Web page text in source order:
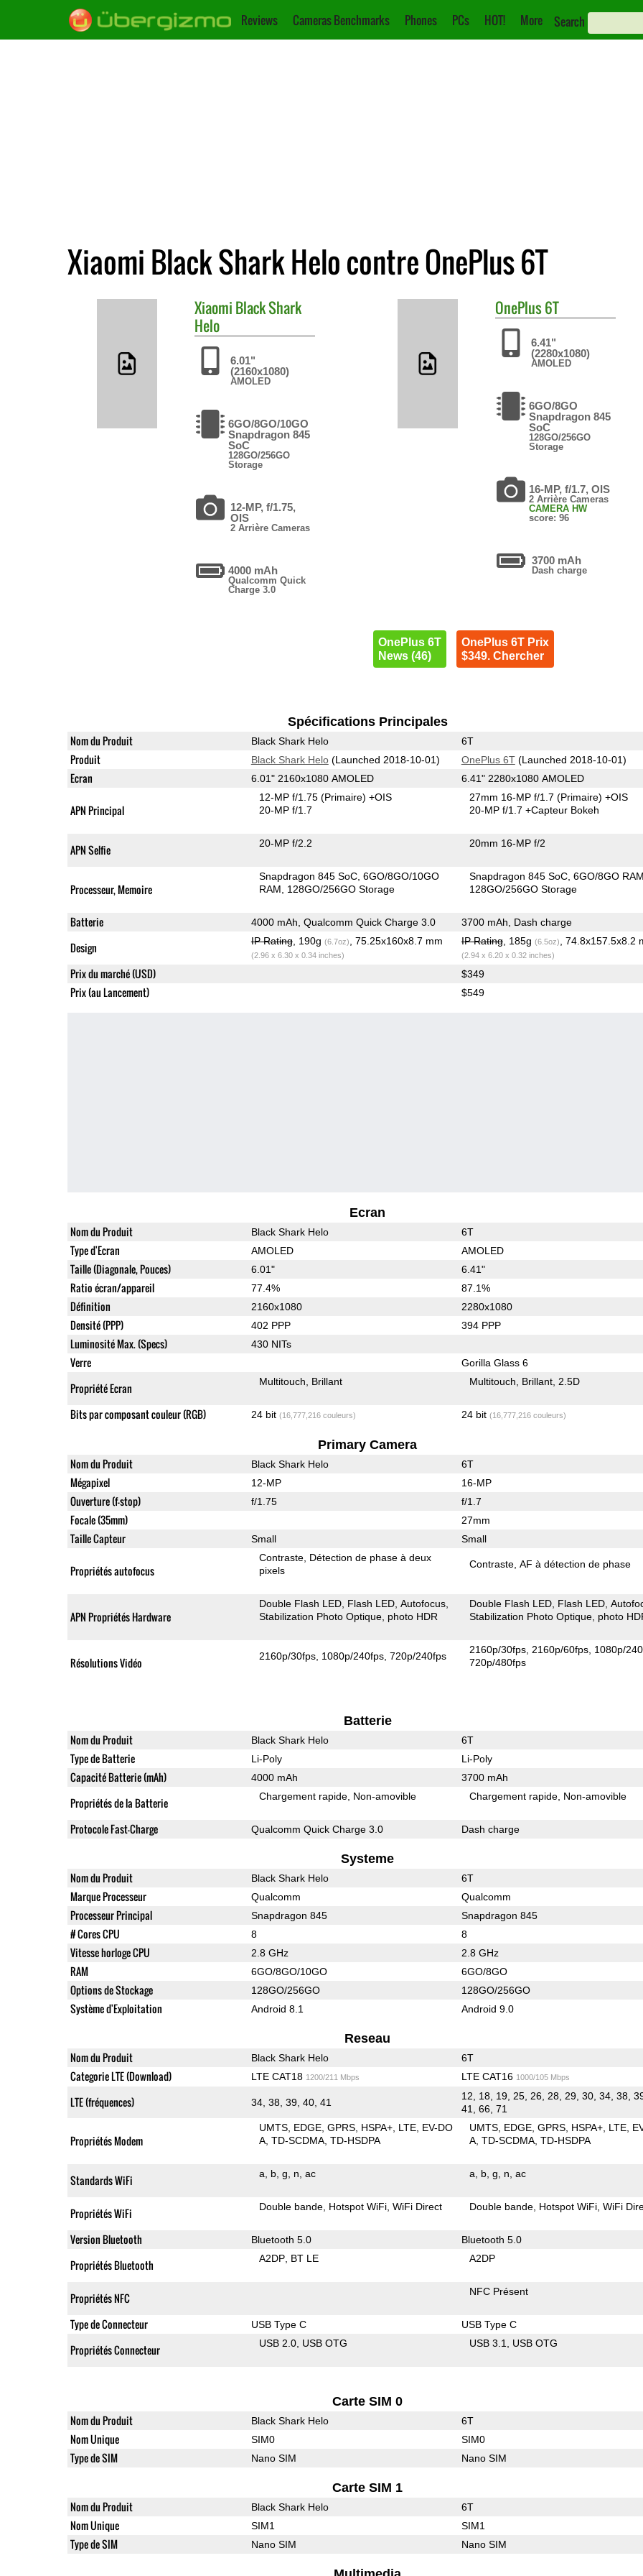
Reviews Cameras Benchmarks Phones PCs HOT! More Search
Xiaomi Black Shark Helo contre OnePlus 6T
Xiaomi Black Shark
Helo
6.01"
(2160x1080)
AMOLED
6GO/8GO/10GO
Snapdragon 845
SoC
128GO/256GO
Storage
12-MP, f/1.75,
OIS
2 Arrière Cameras
4000 mAh
Qualcomm Quick
Charge 3.0
OnePlus6T
6.41"
(2280x1080)
AMOLED
6GO/8GO
Snapdragon 845
SoC
128GO/256GO
Storage
16-MP, f/1.7, OIS
2 Arrière Cameras
CAMERA HW
score: 96
3700 mAh
Dash charge
OnePlus 6T
News (46)
OnePlus 6T Prix
$349. Chercher
Spécifications Principales
Nom du Produit Black Shark Helo 6T
Produit Black Shark Helo(Launched 2018-10-01) OnePlus 6T(Launched 2018-10-01)
Ecran 6.01" 2160x1080 AMOLED 6.41" 2280x1080 AMOLED
APN Principal
12-MP f/1.75(Primaire) +OIS
20-MP f/1.7
27mm 16-MP f/1.7(Primaire) +OIS
20-MP f/1.7+Capteur Bokeh
APN Selfie 20-MP f/2.2 20mm 16-MP f/2
Processeur, Memoire
Snapdragon 845 SoC 6GO/8GO/10GO
RAM
128GO/256GO Storage
Snapdragon 845 SoC 6GO/8GO
128GO/256GO Storage
Batterie 4000 mAh, Qualcomm Quick Charge 3.0 3700 mAh, Dash charge
Design IP Rating, 190g (6.7oz) , 75.25x160x8.7 mm
(2.96 x 6.30 x 0.34 inches)
IP Rating, 185g (6.5oz) , 74.8x157.5x8.2
(2.94 x 6.20 x 0.32 inches)
Prix du marché (USD) $349
Prix (au Lancement) $549
Ecran
Nom du Produit Black Shark Helo 6T
Type d'Ecran AMOLED AMOLED
Taille (Diagonale, Pouces) 6.01" 6.41"
Ratio écran/appareil 77.4% 87.1%
Définition 2160x1080 2280x1080
Densité (PPP) 402 PPP 394 PPP
Luminosité Max. (Specs) 430 NITs
Verre Gorilla Glass 6
Propriété Ecran Multitouch Brillant Multitouch Brillant 2.5D
Bits par composant couleur (RGB) 24 bit (16,777,216 couleurs) 24 bit (16,777,216 couleurs)
Primary Camera
Nom du Produit Black Shark Helo 6T
Mégapixel 12-MP 16-MP
Ouverture (f-stop) f/1.75 f/1.7
Focale (35mm) 27mm
Taille Capteur Small Small
Propriétés autofocus
Contraste Détection de phase à deux
pixels
Contraste AF à détection de phase
APN Propriétés Hardware
Double Flash LED Flash LED Autofocus
Stabilization Photo Optique photo HDR
Double Flash LED Flash LED
Stabilization Photo Optique photo
Résolutions Vidéo 2160p/30fps 1080p/240fps 720p/240fps
2160p/30fps 2160p/60fps 1080p/
720p/480fps
Batterie
Nom du Produit Black Shark Helo 6T
Type de Batterie Li-Poly Li-Poly
Capacité Batterie (mAh) 4000 mAh 3700 mAh
Propriétés de la Batterie Chargement rapide Non-amovible Chargement rapide Non-amovible
Protocole Fast-Charge Qualcomm Quick Charge 3.0 Dash charge
Systeme
Nom du Produit Black Shark Helo 6T
Marque Processeur Qualcomm Qualcomm
Processeur Principal Snapdragon 845 Snapdragon 845
# Cores CPU 8 8
Vitesse horloge CPU 2.8 GHz 2.8 GHz
RAM 6GO/8GO/10GO 6GO/8GO
Options de Stockage 128GO/256GO 128GO/256GO
Système d'Exploitation Android 8.1 Android 9.0
Reseau
Nom du Produit Black Shark Helo 6T
Categorie LTE (Download) LTE CAT18 1200/211 Mbps LTE CAT16 1000/105 Mbps
LTE (fréquences) 34, 38, 39, 40, 41
12, 18, 19, 25, 26, 28, 29, 30, 34, 38,
41, 66, 71
Propriétés Modem
UMTS EDGE GPRS HSPA+ LTE EV-DO
A TD-SCDMA TD-HSDPA
UMTS EDGE GPRS HSPA+ LTE
A TD-SCDMA TD-HSDPA
Standards WiFi a b g n ac a b g n ac
Propriétés WiFi Double bande Hotspot WiFi WiFi Direct Double bande Hotspot WiFi WiFi
Version Bluetooth Bluetooth 5.0 Bluetooth 5.0
Propriétés Bluetooth A2DP BT LE A2DP
Propriétés NFC NFC Présent
Type de Connecteur USB Type C USB Type C
Propriétés Connecteur USB 2.0 USB OTG USB 3.1 USB OTG
Carte SIM 0
Nom du Produit Black Shark Helo 6T
Nom Unique SIM0 SIM0
Type de SIM Nano SIM Nano SIM
Carte SIM 1
Nom du Produit Black Shark Helo 6T
Nom Unique SIM1 SIM1
Type de SIM Nano SIM Nano SIM